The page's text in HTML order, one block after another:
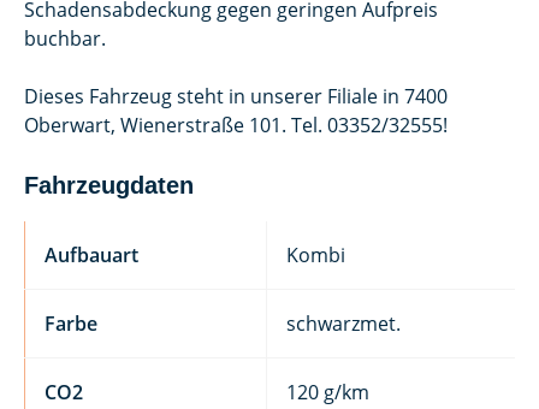
Schadensabdeckung gegen geringen Aufpreis
buchbar.
Dieses Fahrzeug steht in unserer Filiale in 7400
Oberwart, Wienerstraße 101. Tel. 03352/32555!
Fahrzeugdaten
Aufbauart Kombi
Farbe schwarzmet.
CO2 120 g/km